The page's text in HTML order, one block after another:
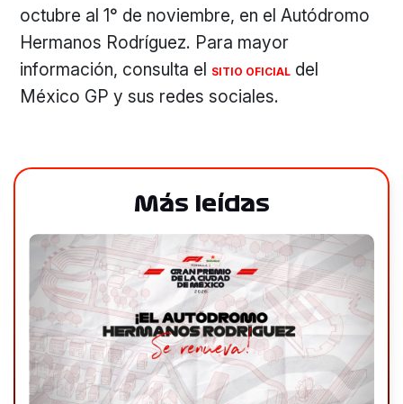
octubre al 1° de noviembre, en el Autódromo
Hermanos Rodríguez. Para mayor
información, consulta el SITIO OFICIAL del
México GP y sus redes sociales.
Más leídas